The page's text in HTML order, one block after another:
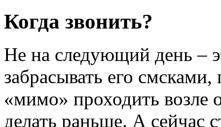
Когда звонить?
Не на следующий день –
забрасывать его
«мимо» проходить возле
делать раньше. А сейчас